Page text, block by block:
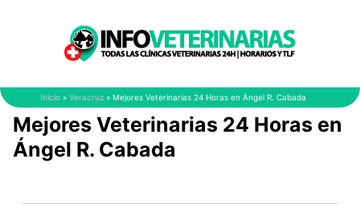
Inicio » Veracruz » Mejores Veterinarias 24 Horas en Ángel R. Cabada
Mejores Veterinarias 24 Horas en
Ángel R. Cabada